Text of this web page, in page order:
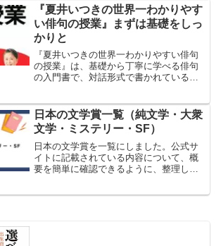
むと、物語の世界に深く入り込めるかも
しれない。
『夏井いつきの世界一わかりやす
い俳句の授業』まずは基礎をしっ
かりと
『夏井いつきの世界一わかりやすい俳句
の授業』は、基礎から丁寧に学べる俳句
の入門書で、対話形式で書かれている。
る俳句の型を知れば、誰でも俳句を作れ
そうな気がする。
日本の文学賞一覧（純文学・大衆
文学・ミステリー・SF）
日本の文学賞を一覧にしました。公式サ
イトに記載されている内容について、概
要を簡単に確認できるように、整理して